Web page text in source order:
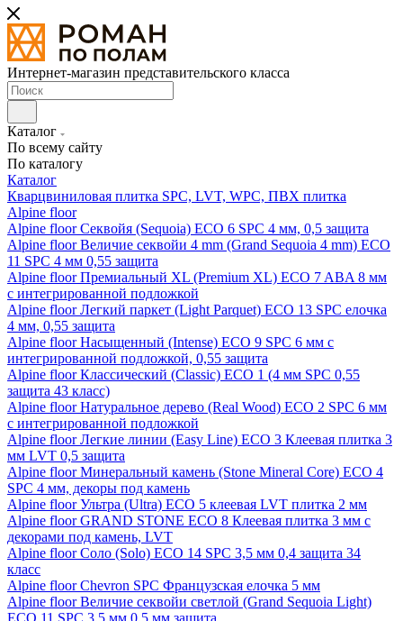
Интернет-магазин представительского класса
Каталог
По всему сайту
По каталогу
Каталог
Кварцвиниловая плитка SPC, LVT, WPC, ПВХ плитка
Alpine floor
Alpine floor Секвойя (Sequoia) ECO 6 SPC 4 мм, 0,5 защита
Alpine floor Величие секвойи 4 mm (Grand Sequoia 4 mm) ECO
11 SPC 4 мм 0,55 защита
Alpine floor Премиальный XL (Premium XL) ECO 7 ABA 8 мм
с интегрированной подложкой
Alpine floor Легкий паркет (Light Parquet) ECO 13 SPC елочка
4 мм, 0,55 защита
Alpine floor Насыщенный (Intense) ECO 9 SPC 6 мм с
интегрированной подложкой, 0,55 защита
Alpine floor Классический (Classic) ECO 1 (4 мм SPC 0,55
защита 43 класс)
Alpine floor Натуральное дерево (Real Wood) ECO 2 SPC 6 мм
с интегрированной подложкой
Alpine floor Легкие линии (Easy Line) ECO 3 Клеевая плитка 3
мм LVT 0,5 защита
Alpine floor Минеральный камень (Stone Mineral Core) ECO 4
SPC 4 мм, декоры под камень
Alpine floor Ультра (Ultra) ECO 5 клеевая LVT плитка 2 мм
Alpine floor GRAND STONE ECO 8 Клеевая плитка 3 мм с
декорами под камень, LVT
Alpine floor Соло (Solo) ECO 14 SPC 3,5 мм 0,4 защита 34
класс
Alpine floor Chevron SPC Французская елочка 5 мм
Alpine floor Величие секвойи светлой (Grand Sequoia Light)
ECO 11 SPC 3,5 мм 0,5 мм защита